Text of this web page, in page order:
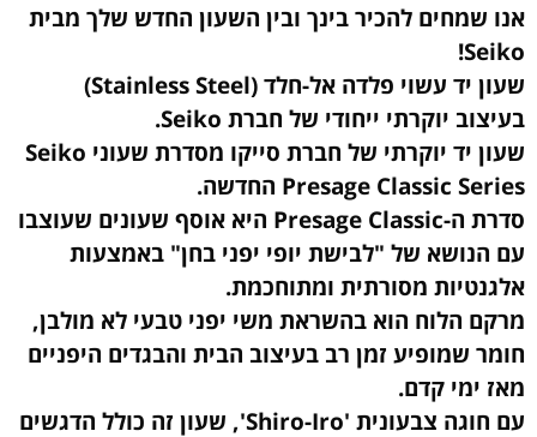
אנו שמחים להכיר בינך ובין השעון החדש שלך מבית
Seiko!
שעון יד עשוי פלדה אל-חלד (Stainless Steel)
בעיצוב יוקרתי ייחודי של חברת Seiko.
שעון יד יוקרתי של חברת סייקו מסדרת שעוני Seiko
Presage Classic Series החדשה.
סדרת ה-Presage Classic היא אוסף שעונים שעוצבו
עם הנושא של "לבישת יופי יפני בחן" באמצעות
אלגנטיות מסורתית ומתוחכמת.
מרקם הלוח הוא בהשראת משי יפני טבעי לא מולבן,
חומר שמופיע זמן רב בעיצוב הבית והבגדים היפניים
מאז ימי קדם.
עם חוגה צבעונית 'Shiro-Iro', שעון זה כולל הדגשים